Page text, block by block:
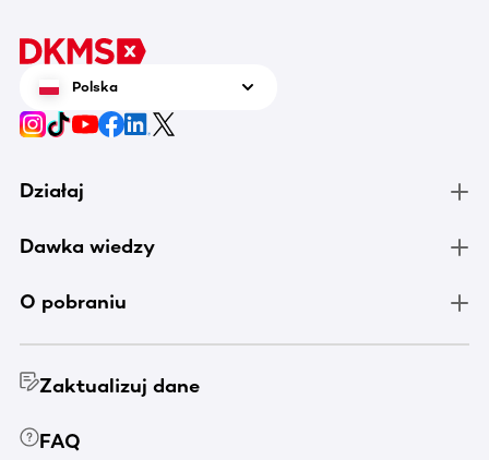
Polska
Działaj
Dawka wiedzy
O pobraniu
Zaktualizuj dane
FAQ